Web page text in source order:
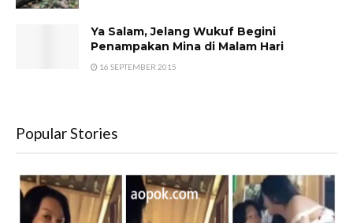
Ya Salam, Jelang Wukuf Begini
Penampakan Mina di Malam Hari
16 SEPTEMBER 2015
Popular Stories